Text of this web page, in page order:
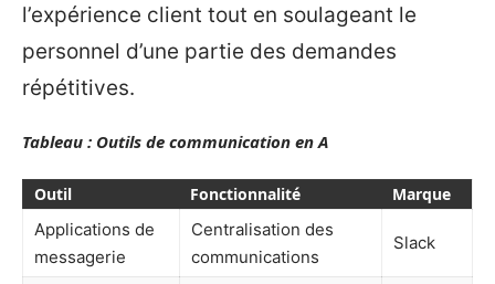
l’expérience client tout en soulageant le
personnel d’une partie des demandes
répétitives.
Tableau : Outils de communication en A
Outil Fonctionnalité
Marque
Applications de
messagerie
Centralisation des
communications
Slack